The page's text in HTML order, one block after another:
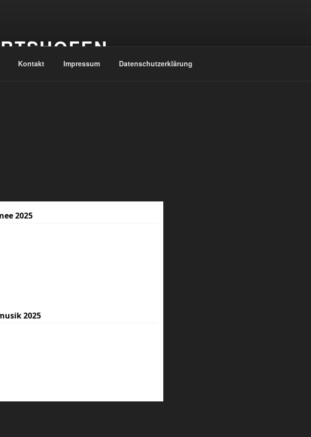
Kontakt Impressum Datenschutzerklärung
2025
2025